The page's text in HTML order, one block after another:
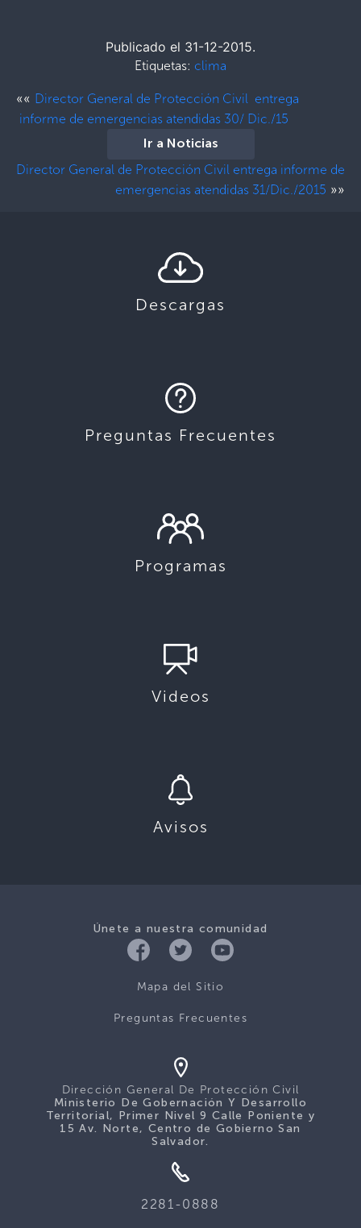
Publicado el 31-12-2015.
Etiquetas: clima
«« Director General de Protección Civil entrega
informe de emergencias atendidas 30/ Dic./15
Ir a Noticias
Director General de Protección Civil entrega informe de
emergencias atendidas 31/Dic./2015 »»
Descargas
Preguntas Frecuentes
Programas
Videos
Avisos
Únete a nuestra comunidad
Mapa del Sitio
Preguntas Frecuentes
Dirección General De Protección Civil
Ministerio De Gobernación Y Desarrollo
Territorial, Primer Nivel 9 Calle Poniente y
15 Av. Norte, Centro de Gobierno San
Salvador.
2281-0888